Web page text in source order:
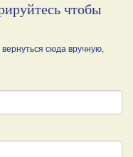
чтобы
сюда вручную,